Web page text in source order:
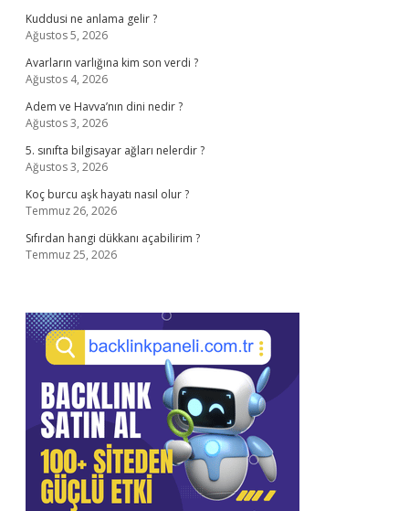
Kuddusi ne anlama gelir ?
Ağustos 5, 2026
Avarların varlığına kim son verdi ?
Ağustos 4, 2026
Adem ve Havva’nın dini nedir ?
Ağustos 3, 2026
5. sınıfta bilgisayar ağları nelerdir ?
Ağustos 3, 2026
Koç burcu aşk hayatı nasıl olur ?
Temmuz 26, 2026
Sıfırdan hangi dükkanı açabilirim ?
Temmuz 25, 2026